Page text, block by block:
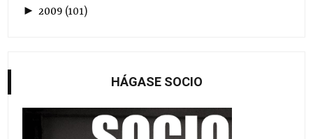
►2009 (101)
HÁGASE SOCIO